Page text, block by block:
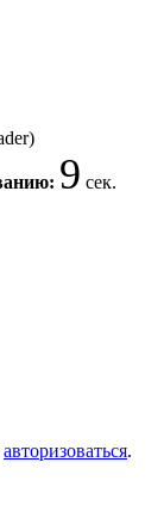
9 сек.
авторизоваться.